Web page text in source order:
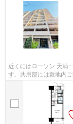
近くにはローソン 天満
す。共用部には敷地内
実しています。駅まで